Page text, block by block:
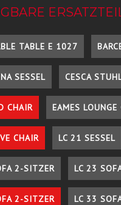
TABLE E 1027
SESSEL CESCA
CHAIR EAMES LOUNGE
CHAIR LC 21 SESSEL
2-SITZER LC 23
2-SITZER LC 33